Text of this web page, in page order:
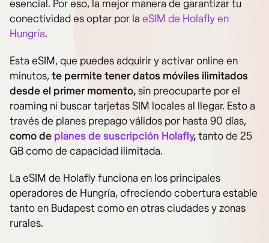
esencial. Por eso, la mejor manera de garantizar tu
conectividad es optar por la eSIM de Holafly en
Hungría.
Esta eSIM, que puedes adquirir y activar online en
minutos,te permite tener datos móviles ilimitados
desde el primer momento,sin preocuparte por el
roaming ni buscar tarjetas SIM locales al llegar. Esto a
través de planes prepago válidos por hasta 90 días,
como de planes de suscripción Holafly,tanto de 25
GB como de capacidad ilimitada.
La eSIM de Holafly funciona en los principales
operadores de Hungría, ofreciendo cobertura estable
tanto en Budapest como en otras ciudades y zonas
rurales.